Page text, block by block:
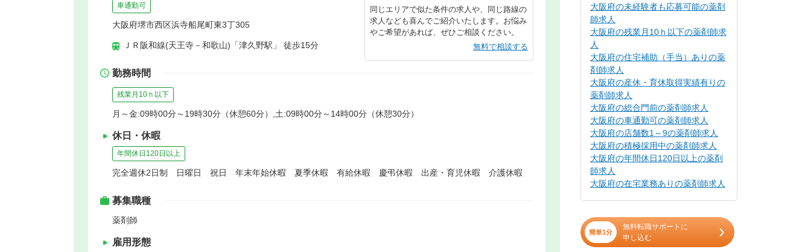
車通勤可
大阪府堺市西区浜寺船尾町東3丁305
ＪＲ阪和線(天王寺－和歌山)「津久野駅」 徒歩15分
同じエリアで似た条件の求人や、同じ路線の
求人なども喜んでご紹介いたします。お悩み
やご希望があれば、ぜひご相談ください。
無料で相談する
勤務時間
残業月10ｈ以下
月～金:09時00分～19時30分（休憩60分）,土:09時00分～14時00分（休憩30分）
休日・休暇
年間休日120日以上
完全週休2日制 日曜日 祝日 年末年始休暇 夏季休暇 有給休暇 慶弔休暇 出産・育児休暇 介護休暇
募集職種
薬剤師
雇用形態
大阪府の未経験者も応募可能の薬剤
師求人
大阪府の残業月10ｈ以下の薬剤師求
人
大阪府の住宅補助（手当）ありの薬
剤師求人
大阪府の産休・育休取得実績有りの
薬剤師求人
大阪府の総合門前の薬剤師求人
大阪府の車通勤可の薬剤師求人
大阪府の店舗数1～9の薬剤師求人
大阪府の積極採用中の薬剤師求人
大阪府の年間休日120日以上の薬剤
師求人
大阪府の在宅業務ありの薬剤師求人
簡単1分
無料転職サポートに
申し込む